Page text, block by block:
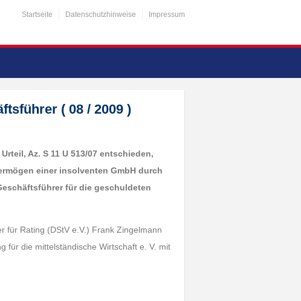
Startseite Datenschutzhinweise Impressum
( 08 / 2009 )
Az. S 11 U 513/07 entschieden,
einer insolventen GmbH durch
für die geschuldeten
für Rating (DStV e.V.) Frank Zingelmann
für die mittelständische Wirtschaft e. V. mit